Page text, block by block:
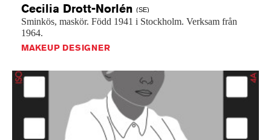
Cecilia Drott-Norlén (SE)
Sminkös, maskör. Född 1941 i Stockholm. Verksam från
1964.
MAKEUP DESIGNER